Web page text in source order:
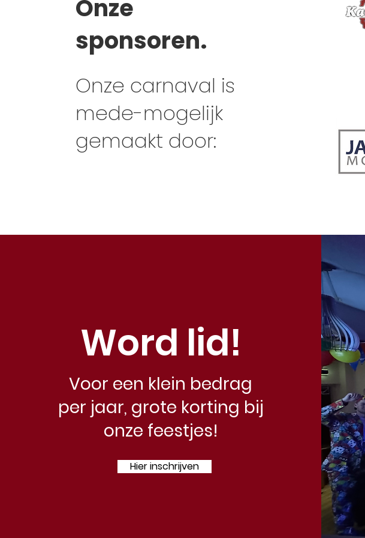
Onze
sponsoren.
Onze carnaval is
mede-mogelijk
gemaakt door:
Word lid!
Voor een klein bedrag
per jaar, grote korting bij
onze feestjes!
Hier inschrijven